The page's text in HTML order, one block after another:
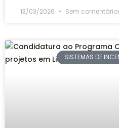
13/03/2026 Sem
SISTEMAS DE